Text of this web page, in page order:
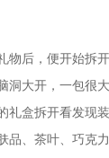
物后，便开始拆
洞大开，一包很
礼盒拆开看发现
品、茶叶、巧克